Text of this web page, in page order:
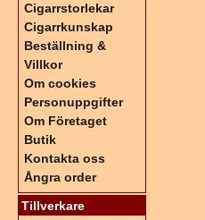
Cigarrstorlekar
Cigarrkunskap
Beställning &
Villkor
Om cookies
Personuppgifter
Om Företaget
Butik
Kontakta oss
Ångra order
Tillverkare